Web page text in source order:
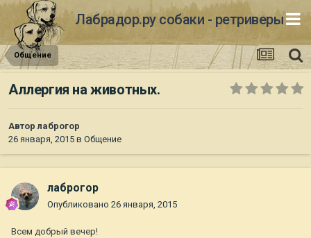
Лабрадор.ру собаки - ретриверы
Общение
Аллергия на животных.
Авторлаброгор
26 января, 2015 в Общение
лаброгор
Опубликовано 26 января, 2015
Всем добрый вечер!